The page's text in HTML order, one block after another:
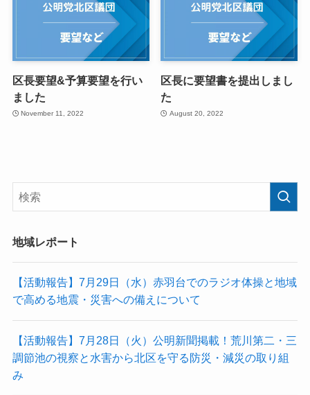
区長要望&予算要望を行い
ました
November 11, 2022
区長に要望書を提出しまし
た
August 20, 2022
地域レポート
【活動報告】7月29日（水）赤羽台でのラジオ体操と地域
で高める地震・災害への備えについて
【活動報告】7月28日（火）公明新聞掲載！荒川第二・三
調節池の視察と水害から北区を守る防災・減災の取り組
み